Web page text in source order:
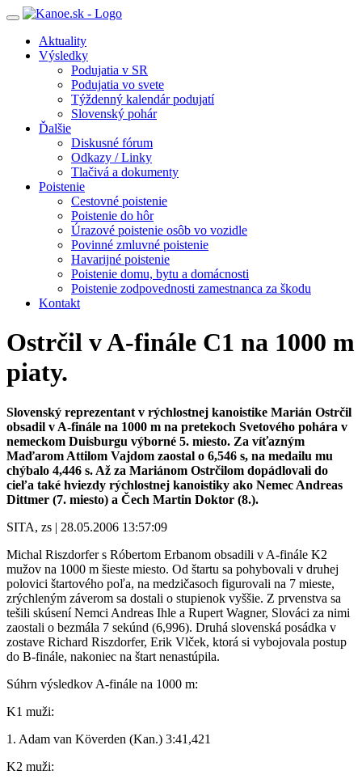
Toggle
navigationAktuality
Výsledky
Podujatia v SR
Podujatia vo svete
Týždenný kalendár podujatí
Slovenský pohár
Ďalšie
Diskusné fórum
Odkazy / Linky
Tlačivá a dokumenty
Poistenie
Cestovné poistenie
Poistenie do hôr
Úrazové poistenie osôb vo vozidle
Povinné zmluvné poistenie
Havarijné poistenie
Poistenie domu, bytu a domácnosti
Poistenie zodpovednosti zamestnanca za škodu
Kontakt
Ostrčil v A-finále C1 na 1000 m
piaty.
Slovenský reprezentant v rýchlostnej kanoistike Marián Ostrčil
obsadil v A-finále na 1000 m na pretekoch Svetového pohára v
nemeckom Duisburgu výborné 5. miesto. Za víťazným
Maďarom Attilom Vajdom zaostal o 6,546 s, na medailu mu
chýbalo 4,446 s. Až za Mariánom Ostrčilom dopádlovali do
cieľa také hviezdy rýchlostnej kanoistiky ako Nemec Andreas
Dittmer (7. miesto) a Čech Martin Doktor (8.).
SITA, zs | 28.05.2006 13:57:09
Michal Riszdorfer s Róbertom Erbanom obsadili v A-finále K2
mužov na 1000 m šieste miesto. Od štartu sa pohybovali v druhej
polovici štartového poľa, na medzičasoch figurovali na 7 mieste,
zrýchleným záverom sa dostali o stupienok vyššie. Z prvenstva sa
tešili skúsení Nemci Andreas Ihle a Rupert Wagner, Slováci za nimi
zaostali o bezmála 7 sekúnd (6,996). Druhá slovenská posádka v
zostave Richard Riszdorfer, Erik Vlček, ktorá si vybojovala postup
do B-finále, nakoniec na štart nenastúpila.
Súhrn výsledkov A-finále na 1000 m:
K1 muži:
1. Adam van Köverden (Kan.) 3:41,421
K2 muži: